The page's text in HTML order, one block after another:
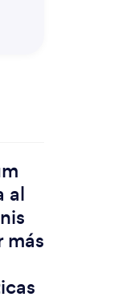
al
más